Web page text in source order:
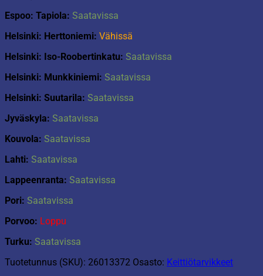
Espoo: Tapiola: Saatavissa
Helsinki: Herttoniemi: Vähissä
Helsinki: Iso-Roobertinkatu: Saatavissa
Helsinki: Munkkiniemi: Saatavissa
Helsinki: Suutarila: Saatavissa
Jyväskyla: Saatavissa
Kouvola: Saatavissa
Lahti: Saatavissa
Lappeenranta: Saatavissa
Pori: Saatavissa
Porvoo: Loppu
Turku: Saatavissa
Tuotetunnus (SKU): 26013372 Osasto: Keittiötarvikkeet